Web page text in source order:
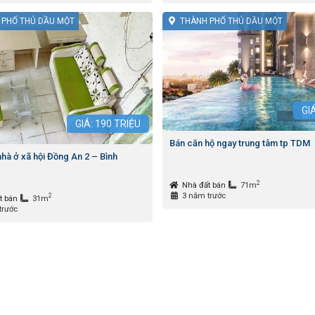
THỦ DẦU MỘT
GIÁ: 190 TRIỆU
ở xã hội Đồng An 2 – Bình
bán 31m2
THÀNH PHỐ THỦ DẦU MỘT
Bán căn hộ ngay trung tâm tp TDM
Nhà đất bán 71m2
3 năm trước